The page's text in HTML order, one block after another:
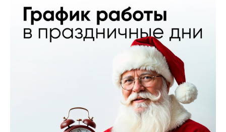
Пожалуйста, оставьте ваши контакты и мы вам
Добро пожаловать в личный
Добавляйте планировки в избранное
Выбор города